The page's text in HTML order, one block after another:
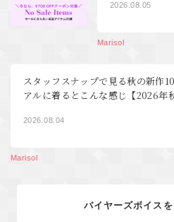
2026.08.05
Marisol
スタッフスナップで見る秋の新作
アルに着るとこんな感じ【2026年
2026.08.04
Marisol
バイヤーズボイス